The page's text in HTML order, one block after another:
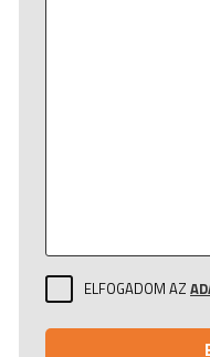
ELFOGADOM AZ